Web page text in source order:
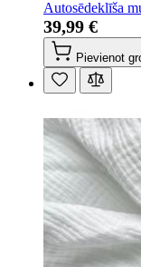
Autosēdeklīša
39,99 €
Pievienot